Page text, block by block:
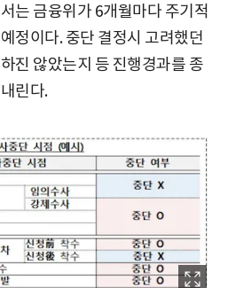
는 금융위가 6개월마다 주기적
정이다. 중단 결정시 고려했던
진 않았는지 등 진행경과를 종
린다.